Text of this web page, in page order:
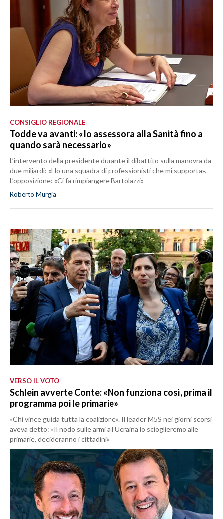
CONSIGLIO REGIONALE
Todde va avanti: «Io assessora alla Sanità fino a
quando sarà necessario»
L’intervento della presidente durante il dibattito sulla manovra da
due miliardi: «Ho una squadra di professionisti che mi supporta».
L’opposizione: «Ci fa rimpiangere Bartolazzi»
Roberto Murgia
VERSO IL VOTO
Schlein avverte Conte: «Non funziona così, prima il
programma poi le primarie»
«Chi vince guida tutta la coalizione». Il leader M5S nei giorni scorsi
aveva detto: «Il nodo sulle armi all’Ucraina lo scioglieremo alle
primarie, decideranno i cittadini»